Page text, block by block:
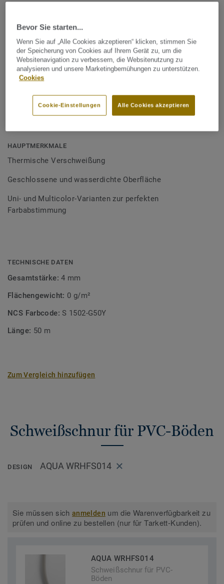
Schweißschnur für PVC-Böden
- AQUA WRHFS014
Schweißschnüre werden zur thermischen Verschweißung
wasserdichte und geschlossene Oberfläche, Grundlage für
perfekte Hygiene und einfache Reinigung. Tarkett
Multicolor und sind farblich auf unser
Bodenbelagssortiment abgestimmt. Durch die Verwendung
von Kontrastfarben lassen sich auch besondere
HAUPTMERKMALE
Thermische Verschweißung
Geschlossene und wasserdichte Oberfläche
Uni- und Multicolor-Varianten zur perfekten
Farbabstimmung
TECHNISCHE DATEN
Gesamtstärke:4 mm
Flächengewicht: 0 g/m²
NCS Farbcode:S 1502-G50Y
Länge: 50 m
Zum Vergleich hinzufügen
Schweißschnur für PVC-Böden
DESIGN AQUA WRHFS014
Sie müssen sichanmelden um die Warenverfügbarkeit zu
prüfen und online zu bestellen (nur für Tarkett-Kunden).
AQUA WRHFS014
Schweißschnur für PVC-
Böden
Bevor Sie starten...
Wenn Sie auf „Alle Cookies akzeptieren“ klicken, stimmen Sie
der Speicherung von Cookies auf Ihrem Gerät zu, um die
Websitenavigation zu verbessern, die Websitenutzung zu
analysieren und unsere Marketingbemühungen zu unterstützen.
Cookies
Alle Cookies akzeptieren
Cookie-Einstellungen